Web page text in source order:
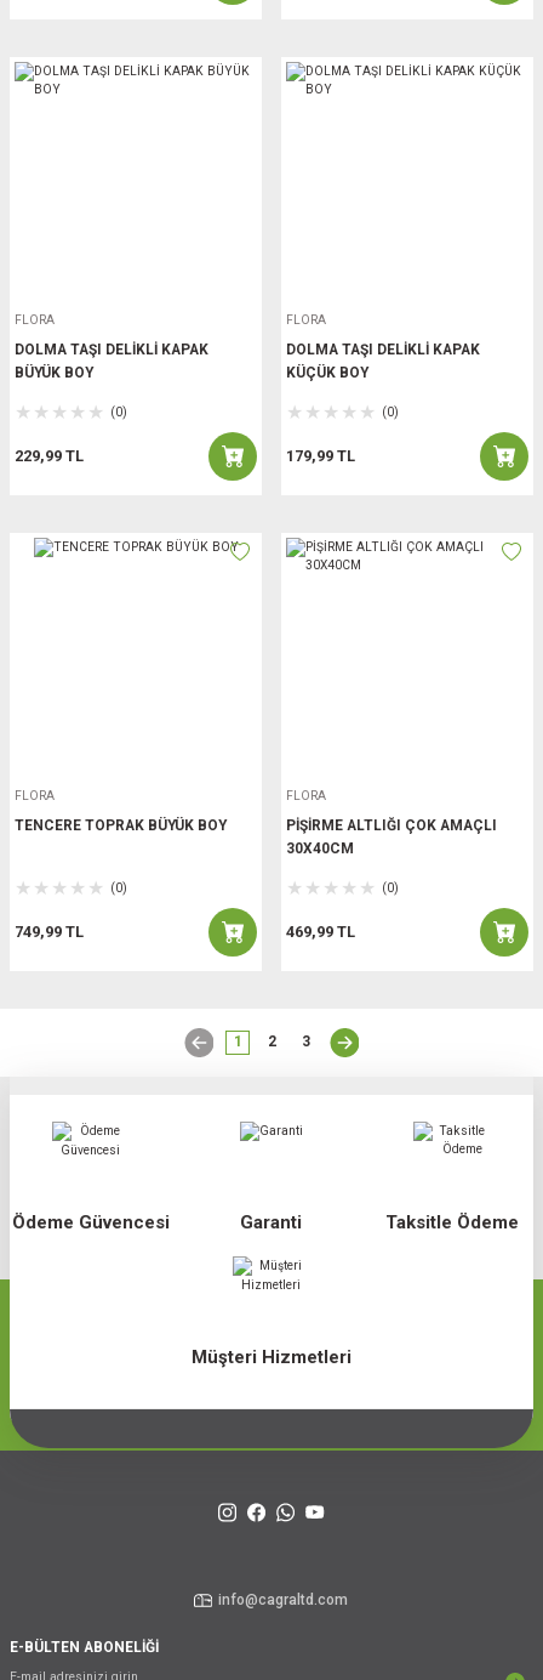
FLORA
DOLMA TAŞI DELİKLİ KAPAK
BÜYÜK BOY
(0)
229,99 TL
FLORA
DOLMA TAŞI DELİKLİ KAPAK
KÜÇÜK BOY
(0)
179,99 TL
FLORA
TENCERE TOPRAK BÜYÜK BOY
(0)
749,99 TL
FLORA
PİŞİRME ALTLIĞI ÇOK AMAÇLI
30X40CM
(0)
469,99 TL
1 2 3
Ödeme Güvencesi Garanti Taksitle Ödeme
Müşteri Hizmetleri
info@cagraltd.com
E-BÜLTEN ABONELİĞİ